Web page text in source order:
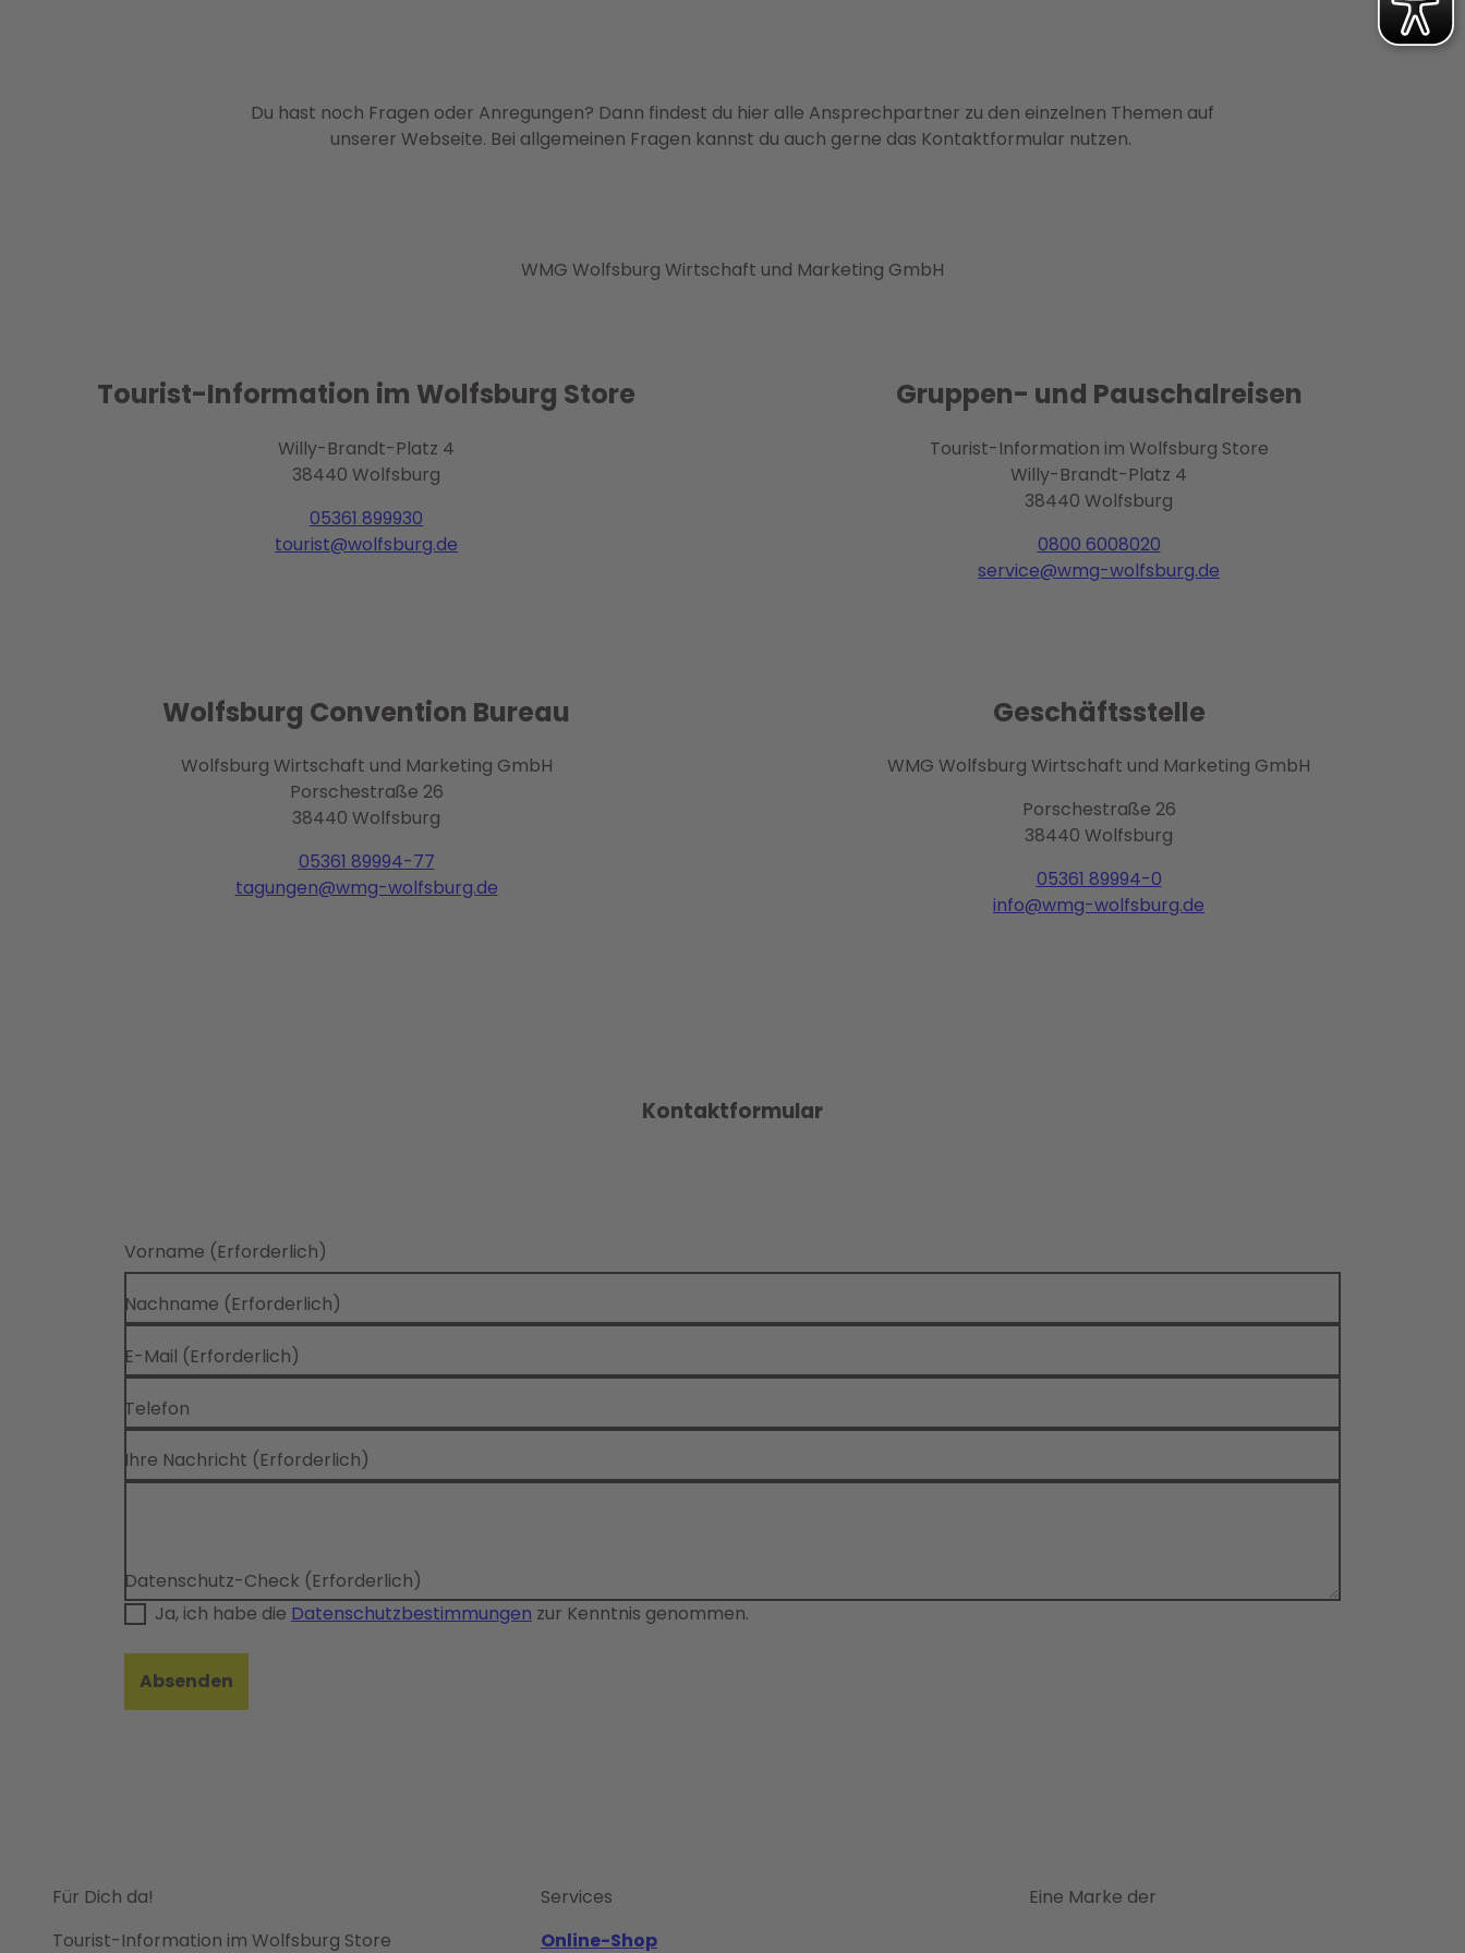
Du hast noch Fragen oder Anregungen? Dann findest du hier alle Ansprechpartner zu den einzelnen Themen auf
unserer Webseite. Bei allgemeinen Fragen kannst du auch gerne das Kontaktformular nutzen.
WMG Wolfsburg Wirtschaft und Marketing GmbH
Tourist-Information im Wolfsburg Store
Willy-Brandt-Platz 4
38440 Wolfsburg
05361 899930
tourist@wolfsburg.de
Gruppen- und Pauschalreisen
Tourist-Information im Wolfsburg Store
Willy-Brandt-Platz 4
38440 Wolfsburg
0800 6008020
service@wmg-wolfsburg.de
Wolfsburg Convention Bureau
Wolfsburg Wirtschaft und Marketing GmbH
Porschestraße 26
38440 Wolfsburg
05361 89994-77
tagungen@wmg-wolfsburg.de
Geschäftsstelle
WMG Wolfsburg Wirtschaft und Marketing GmbH
Porschestraße 26
38440 Wolfsburg
05361 89994-0
info@wmg-wolfsburg.de
Kontaktformular
Vorname (Erforderlich)
Nachname (Erforderlich)
E-Mail (Erforderlich)
Telefon
Ihre Nachricht (Erforderlich)
Datenschutz-Check (Erforderlich)
Ja, ich habe die Datenschutzbestimmungen zur Kenntnis genommen.
Absenden
Für Dich da!
Tourist-Information im Wolfsburg Store
Services
Online-Shop
Eine Marke der